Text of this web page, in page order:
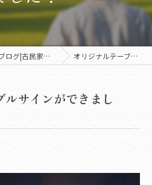
ログ|古民家と里山の暮らしを発信 オリジナルテーブルサインができました！
サインができまし